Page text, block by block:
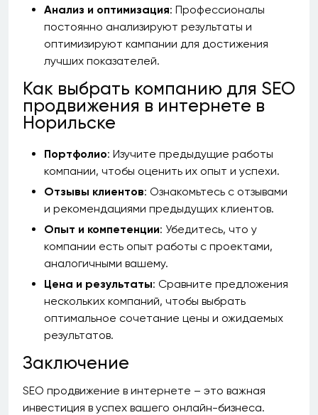
Анализ и оптимизация: Профессионалы
постоянно анализируют результаты и
оптимизируют кампании для достижения
лучших показателей.
Как выбрать компанию для SEO
продвижения в интернете в
Норильске
Портфолио: Изучите предыдущие работы
компании, чтобы оценить их опыт и успехи.
Отзывы клиентов: Ознакомьтесь с отзывами
и рекомендациями предыдущих клиентов.
Опыт и компетенции: Убедитесь, что у
компании есть опыт работы с проектами,
аналогичными вашему.
Цена и результаты: Сравните предложения
нескольких компаний, чтобы выбрать
оптимальное сочетание цены и ожидаемых
результатов.
Заключение
SEO продвижение в интернете – это важная
инвестиция в успех вашего онлайн-бизнеса.